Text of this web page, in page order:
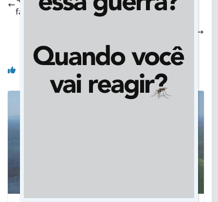
famoso? Veja os preços
Você pode gostar também